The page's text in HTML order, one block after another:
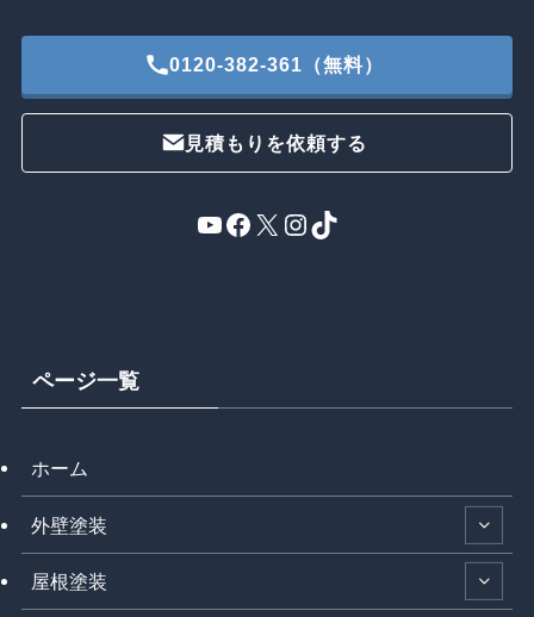
0120-382-361（無料）
見積もりを依頼する
YouTube
Facebook
X Instagram
TikTok
ページ一覧
ホーム
外壁塗装
屋根塗装